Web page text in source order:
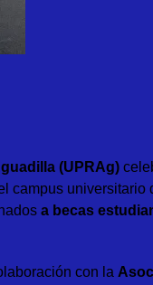
(UPRAg)
universitario
a becas
con la